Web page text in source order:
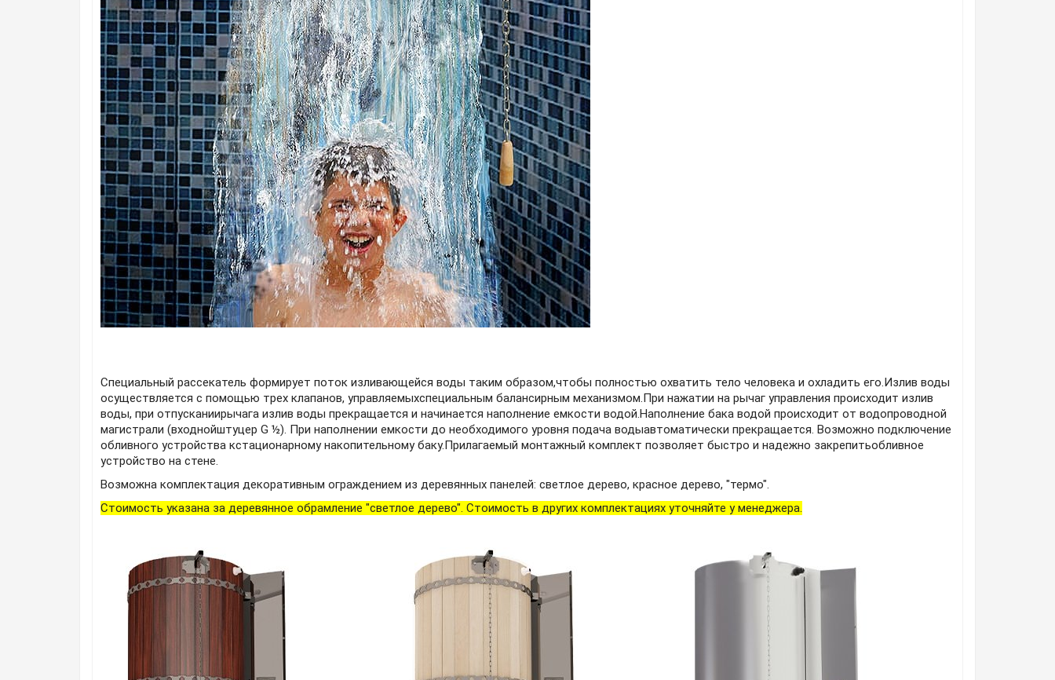
Специальный рассекатель формирует поток изливающейся воды таким образом,чтобы полностью охватить тело человека и охладить его.Излив воды
осуществляется с помощью трех клапанов, управляемыхспециальным балансирным механизмом.При нажатии на рычаг управления происходит излив
воды, при отпусканиирычага излив воды прекращается и начинается наполнение емкости водой.Наполнение бака водой происходит от водопроводной
магистрали (входнойштуцер G ½). При наполнении емкости до необходимого уровня подача водыавтоматически прекращается. Возможно подключение
обливного устройства кстационарному накопительному баку.Прилагаемый монтажный комплект позволяет быстро и надежно закрепитьобливное
устройство на стене.
Возможна комплектация декоративным ограждением из деревянных панелей: светлое дерево, красное дерево, "термо".
Стоимость указана за деревянное обрамление "светлое дерево". Стоимость в других комплектациях уточняйте у менеджера.